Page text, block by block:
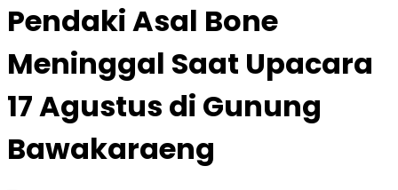
Pendaki Asal Bone
Meninggal Saat Upacara
17 Agustus di Gunung
Bawakaraeng